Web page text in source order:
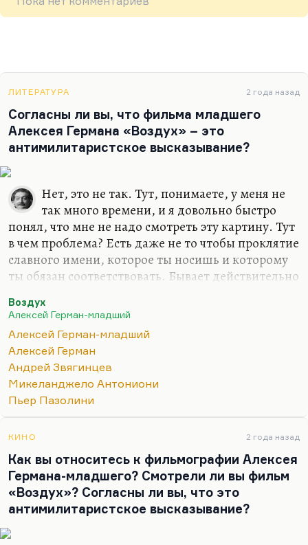
ЛИТЕРАТУРА 2 года назад
Согласны ли вы, что фильма младшего
Алексея Германа «Воздух» – это
антимилитаристское высказывание?
Нет, это не так. Тут, понимаете, у меня не
так много времени, и я довольно быстро
понял, что мне не надо смотреть эту картину. Тут
в чем проблема? Есть даже не то чтобы проклятие
славного имени, которое ты носишь и которому
ты обязан соответствовать. Бывает действительно
совершенно нет художественного таланта.
Все, что делает Алексей Герман-младший, может
быть умно и достойно, даже иметь
антимилитаристский пафос, которого там,
правда, по-моему, нет. Но это мое мнение. Но
это неталантливо, это ослепительно
которое было в картинах Германа-среднего, и
Воздух
Алексей Герман-младший
Алексей Герман-младший
Алексей Герман
Андрей Звягинцев
Микеланджело Антониони
Пьер Пазолини
КИНО 2 года назад
Как вы относитесь к фильмографии Алексея
Германа-младшего? Смотрели ли вы фильм
«Воздух»? Согласны ли вы, что это
антимилитаристское высказывание?